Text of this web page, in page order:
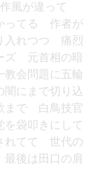
風が違って
ってる 作者が
入れつつ 痛烈
ズ 元首相の暗
教会問題に五輪
にまで切り込
まで 白鳥技官
を袋叩きにして
れてて 世代の
後は田口の肩